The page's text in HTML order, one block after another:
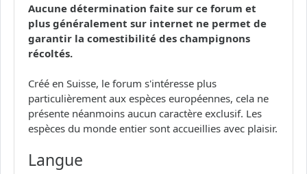
Aucune détermination faite sur ce forum et
plus généralement sur internet ne permet de
garantir la comestibilité des champignons
récoltés.
Créé en Suisse, le forum s'intéresse plus
particulièrement aux espèces européennes, cela ne
présente néanmoins aucun caractère exclusif. Les
espèces du monde entier sont accueillies avec plaisir.
Langue